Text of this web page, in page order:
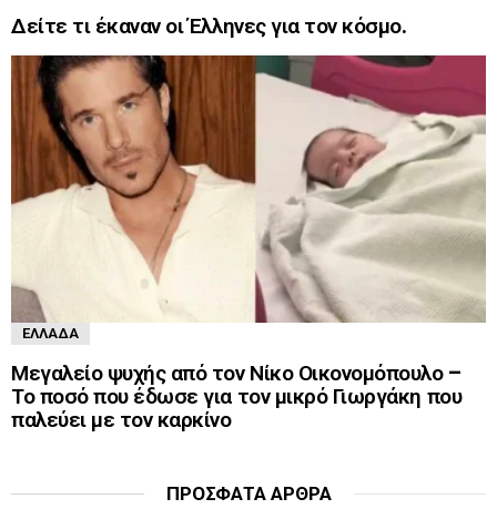
Δείτε τι έκαναν οι Έλληνες για τον κόσμο.
ΕΛΛΆΔΑ
Μεγαλείο ψυχής από τον Νίκο Οικονομόπουλο –
Το ποσό που έδωσε για τον μικρό Γιωργάκη που
παλεύει με τον καρκίνο
ΠΡΌΣΦΑΤΑ ΆΡΘΡΑ